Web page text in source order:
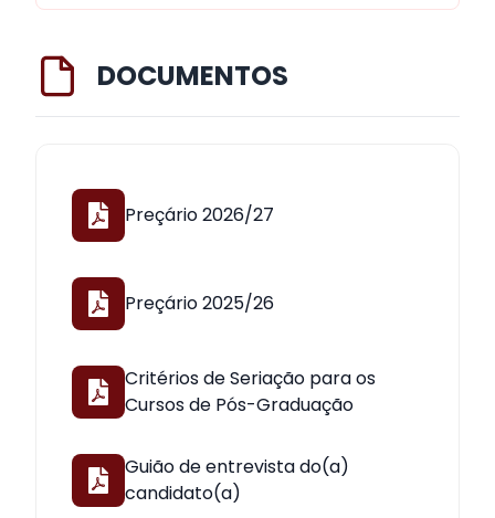
DOCUMENTOS
Preçário 2026/27
Preçário 2025/26
Critérios de Seriação para os
Cursos de Pós-Graduação
Guião de entrevista do(a)
candidato(a)